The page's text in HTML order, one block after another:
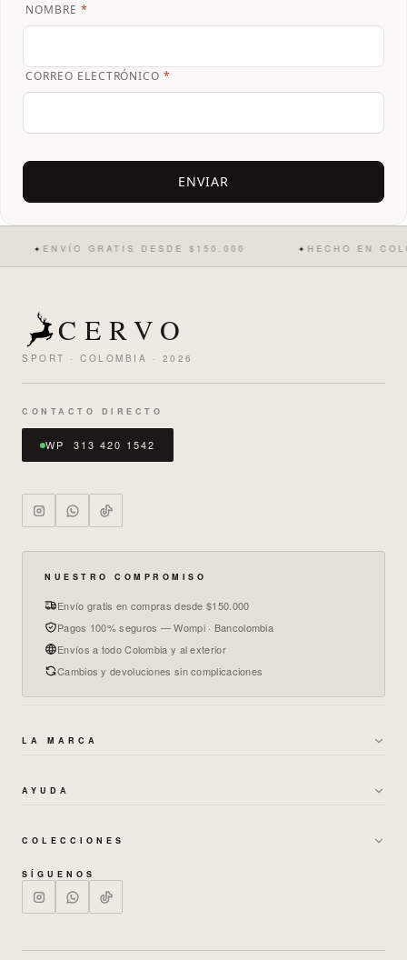
NOMBRE *
CORREO ELECTRÓNICO*
ENVÍO GRATIS DESDE $150.000 HECHO EN
CERVO
SPORT · COLOMBIA · 2026
CONTACTO DIRECTO
WP 313 420 1542
NUESTRO COMPROMISO
Envío gratis en compras desde $150.000
Pagos 100% seguros — Wompi · Bancolombia
Envíos a todo Colombia y al exterior
Cambios y devoluciones sin complicaciones
LA MARCA
GARANTÍAS Y CAMBIOS →
TRABAJA CON NOSOTROS
AYUDA
CAMBIOS Y DEVOLUCIONES →
PREGUNTAS FRECUENTES
NUESTRAS TIENDAS
GUÍA DE TALLAS →
COLECCIONES
HOMBRE
SÍGUENOS